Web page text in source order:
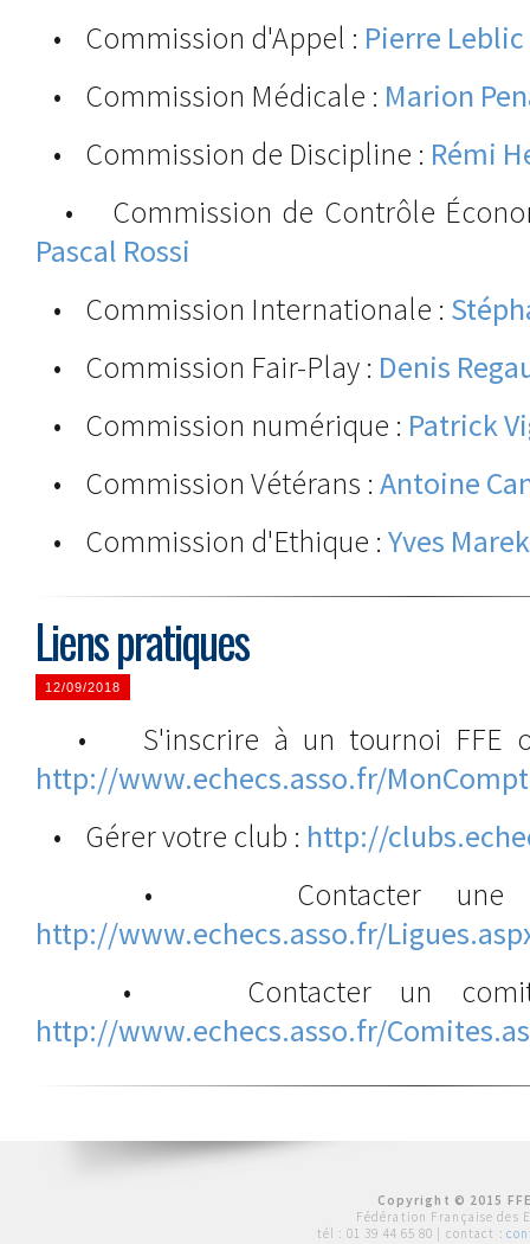
• Commission d'Appel : Pierre Leblic
• Commission Médicale : Marion
• Commission de Discipline : Rémi
• Commission de Contrôle
Pascal Rossi
• Commission Internationale :
• Commission Fair-Play : Denis
• Commission numérique : Patrick
• Commission Vétérans : Antoine
• Commission d'Ethique : Yves Marek
Liens pratiques
12/09/2018
• S'inscrire à un tournoi FFE
http://www.echecs.asso.fr/
• Gérer votre club : http://
• Contacter une
http://www.echecs.asso.fr/
• Contacter un comité
http://www.echecs.asso.fr/
Copyright © 2015
Fédération Française des
tél : 01 39 44 65 80 | contact :